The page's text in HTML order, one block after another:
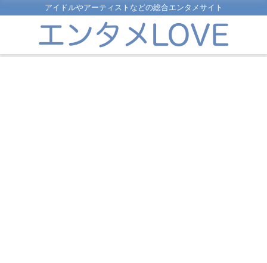
アイドルやアーティストなどの総合エンタメサイト